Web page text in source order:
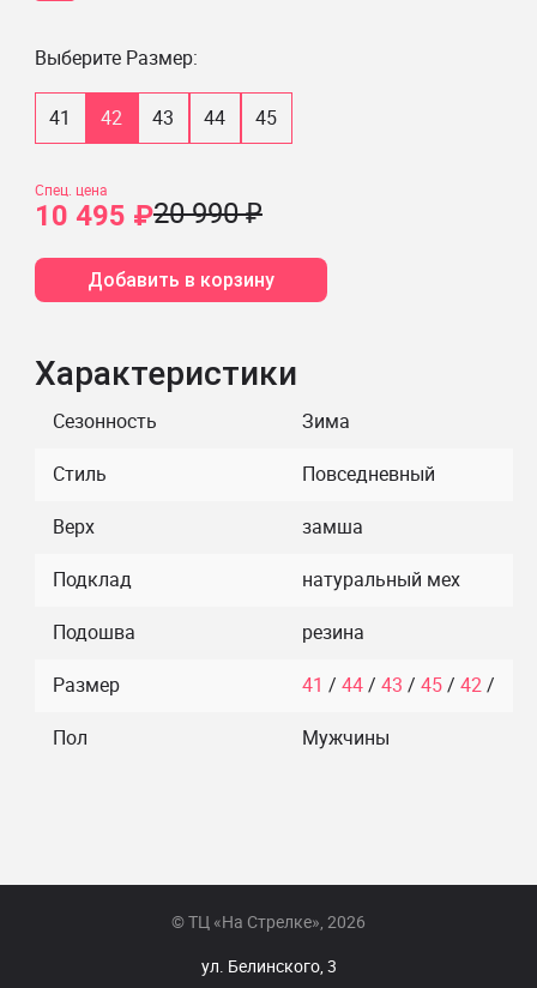
Выберите Размер:
41 42 43 44 45
Спец. цена
10 495 ₽20 990 ₽
Добавить в корзину
Характеристики
Сезонность
Зима
Стиль
Повседневный
Верх
замша
Подклад
натуральный мех
Подошва
резина
Размер
41 / 44/ 43 / 45/ 42/
Пол
Мужчины
© ТЦ «На Стрелке», 2026
ул. Белинского, 3